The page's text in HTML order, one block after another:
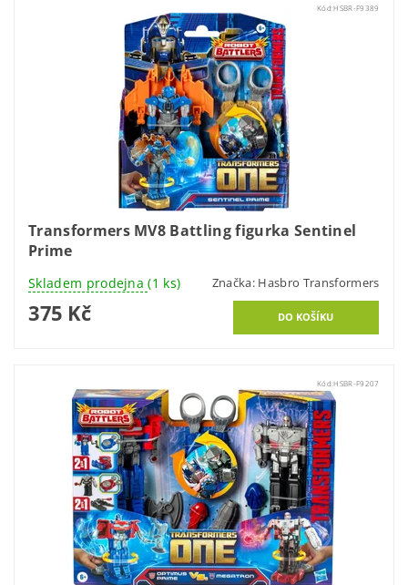
Kód:HSBR-F9389
Transformers MV8 Battling figurka Sentinel
Prime
Skladem prodejna(1 ks) Značka: Hasbro Transformers
375 Kč
Kód:HSBR-F9207